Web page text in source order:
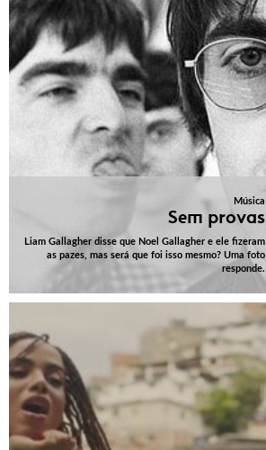
Música
Sem provas
Liam Gallagher disse que Noel Gallagher e ele fizeram
as pazes, mas será que foi isso mesmo? Uma foto
responde.